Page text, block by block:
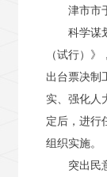
津市市
科学谋
（试行）
出台票决制
实、强化人
定后，进行
组织实施。
突出民